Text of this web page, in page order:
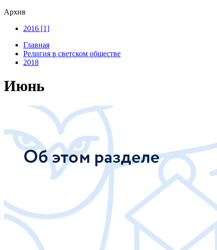
Архив
2016 [1]
Главная
Религия в светском обществе
2018
Июнь